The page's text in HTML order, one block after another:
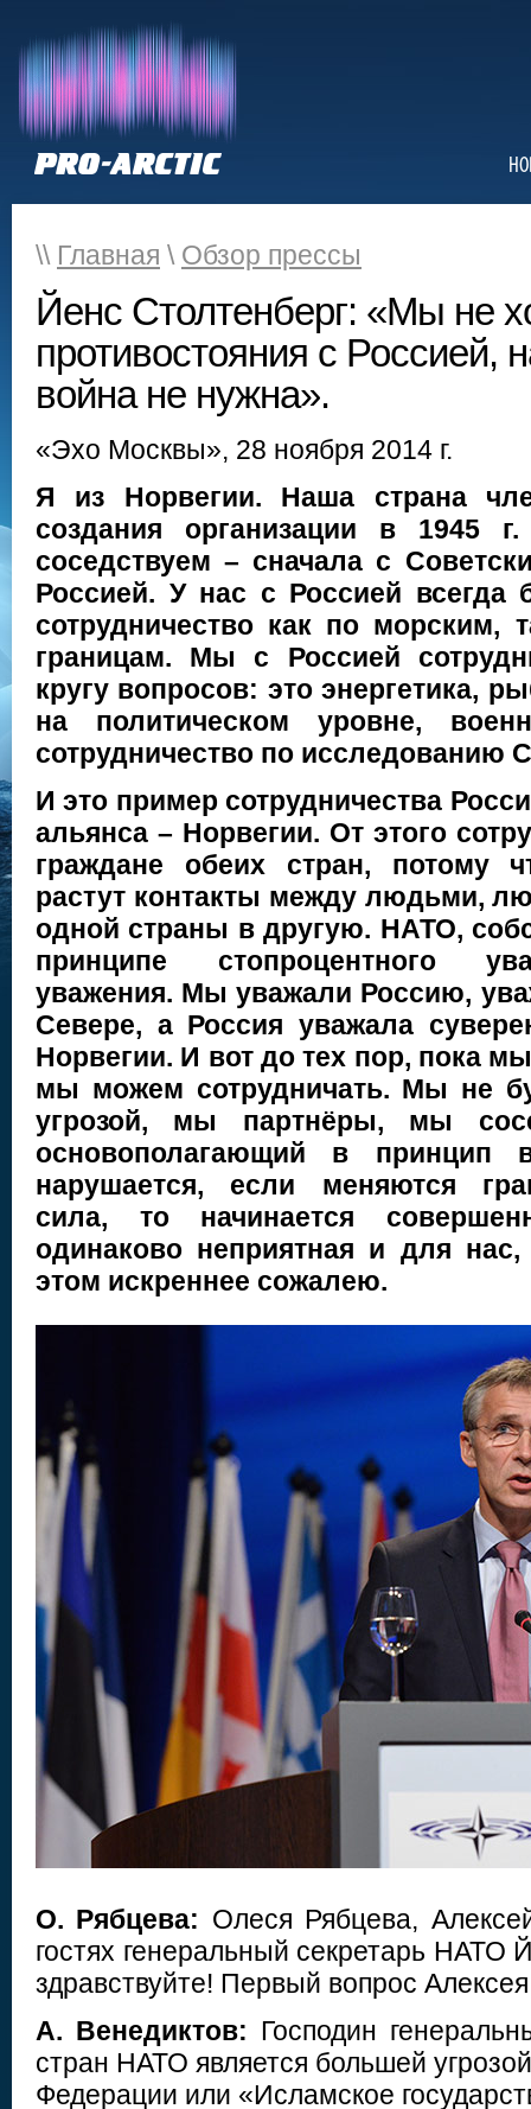
\\ Главная \ Обзор прессы
Йенс Столтенберг: «Мы не
противостояния с Россией,
война не нужна».
«Эхо Москвы», 28 ноября 2014 г.
Я из Норвегии. Наша страна
создания организации в 1945
соседствуем – сначала с
Россией. У нас с Россией всегда
сотрудничество как по морским,
границам. Мы с Россией
кругу вопросов: это энергетика,
на политическом уровне,
сотрудничество по исследованию
И это пример сотрудничества
альянса – Норвегии. От этого
граждане обеих стран, потому
растут контакты между людьми,
одной страны в другую. НАТО,
принципе стопроцентного
уважения. Мы уважали Россию,
Севере, а Россия уважала
Норвегии. И вот до тех пор, пока
мы можем сотрудничать. Мы не
угрозой, мы партнёры, мы
основополагающий в принцип
нарушается, если меняются
сила, то начинается
одинаково неприятная и для
этом искреннее сожалею.
О. Рябцева: Олеся Рябцева,
гостях генеральный секретарь НАТО
здравствуйте! Первый вопрос
А. Венедиктов: Господин
стран НАТО является большей
Федерации или «Исламское